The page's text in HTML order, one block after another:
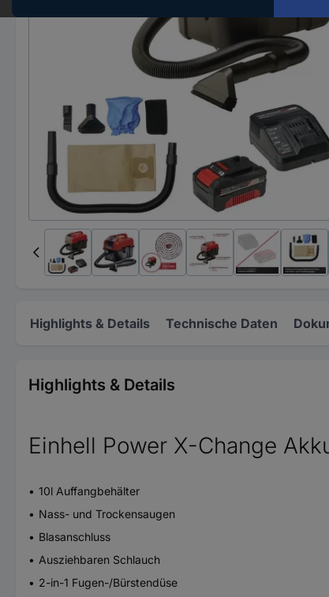
Highlights & Details Technische Daten
Highlights & Details
Einhell Power X-Change
10l Auffangbehälter
Nass- und Trockensaugen
Blasanschluss
Ausziehbaren Schlauch
2-in-1 Fugen-/Bürstendüse